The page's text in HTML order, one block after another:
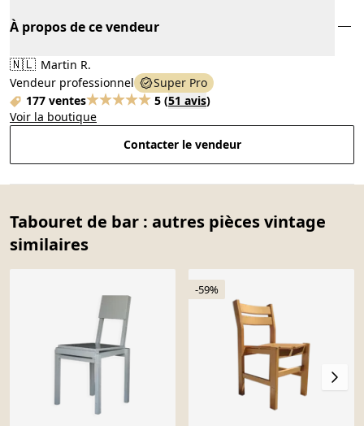
À propos de ce vendeur
🇳🇱 Martin R.
Vendeur professionnel
Super Pro
177 ventes
5 (51 avis)
Voir la boutique
Contacter le vendeur
Tabouret de bar : autres pièces vintage
similaires
-59%